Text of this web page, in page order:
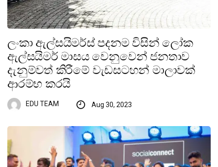
ලංකා ඇල්සයිමර්ස් පදනම විසින් ලෝක
ඇල්සයිමර් මාසය වෙනුවෙන් ජනතාව
දැනුම්වත් කිරීමේ වැඩසටහන් මාලාවක්
ආරම්භ කරයි
EDU TEAM Aug 30, 2023